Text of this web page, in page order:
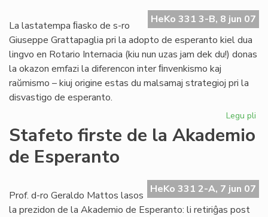
en
HeKo 331 3-B, 8 jun 07
La lastatempa ﬁasko de s-ro
Giuseppe Grattapaglia pri la adopto de esperanto kiel dua
lingvo en Rotario Internacia (kiu nun uzas jam dek du!) donas
la okazon emfazi la diferencon inter ﬁnvenkismo kaj
raŭmismo – kiuj origine estas du malsamaj strategioj pri la
disvastigo de esperanto.
Legu pli
Stafeto firste de la Akademio
de Esperanto
HeKo 331 2-A, 7 jun 07
Prof. d-ro Geraldo Mattos lasos
la prezidon de la Akademio de Esperanto: li retiriĝas post